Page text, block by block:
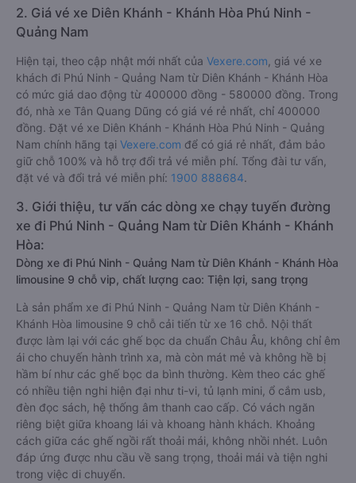
2. Giá vé xe Diên Khánh - Khánh Hòa Phú Ninh -
Quảng Nam
Hiện tại, theo cập nhật mới nhất của Vexere.com , giá vé xe
khách đi Phú Ninh - Quảng Nam từ Diên Khánh - Khánh Hòa
có mức giá dao động từ 400000 đồng - 580000 đồng. Trong
đó, nhà xe Tân Quang Dũng có giá vé rẻ nhất, chỉ 400000
đồng. Đặt vé xe Diên Khánh - Khánh Hòa Phú Ninh - Quảng
Nam chính hãng tại Vexere.com để có giá rẻ nhất, đảm bảo
giữ chỗ 100% và hỗ trợ đổi trả vé miễn phí. Tổng đài tư vấn,
đặt vé và đổi trả vé miễn phí: 1900 888684.
3. Giới thiệu, tư vấn các dòng xe chạy tuyến đường
xe đi Phú Ninh - Quảng Nam từ Diên Khánh - Khánh
Hòa:
Dòng xe đi Phú Ninh - Quảng Nam từ Diên Khánh - Khánh Hòa
limousine 9 chỗ vip, chất lượng cao: Tiện lợi, sang trọng
Là sản phẩm xe đi Phú Ninh - Quảng Nam từ Diên Khánh -
Khánh Hòa limousine 9 chỗ cải tiến từ xe 16 chỗ. Nội thất
được làm lại với các ghế bọc da chuẩn Châu Âu, không chỉ êm
ái cho chuyến hành trình xa, mà còn mát mẻ và không hề bị
hầm bí như các ghế bọc da bình thường. Kèm theo các ghế
có nhiều tiện nghi hiện đại như ti-vi, tủ lạnh mini, ổ cắm usb,
đèn đọc sách, hệ thống âm thanh cao cấp. Có vách ngăn
riêng biệt giữa khoang lái và khoang hành khách. Khoảng
cách giữa các ghế ngồi rất thoải mái, không nhồi nhét. Luôn
đáp ứng được nhu cầu về sang trọng, thoải mái và tiện nghi
trong việc di chuyển.